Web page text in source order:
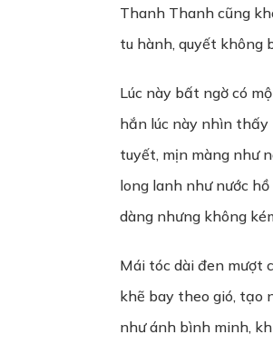
Thanh Thanh cũng
tu hành, quyết không
Lúc này bất ngờ có
hắn lúc này nhìn thấy
tuyết, mịn màng như
long lanh như nước
dàng nhưng không
Mái tóc dài đen mượt
khẽ bay theo gió, tạo
như ánh bình minh,